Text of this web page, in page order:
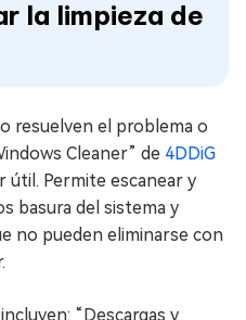
la limpieza de
resuelven el problema o
Cleaner” de 4DDiG
útil. Permite escanear y
basura del sistema y
no pueden eliminarse con
“Descargas y